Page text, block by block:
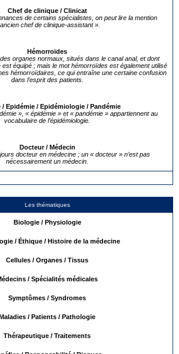
Chef de clinique / Clinicat
de certains spécialistes, on peut lire la mention
chef de clinique-assistant ».
Hémorroïdes
organes normaux, situés dans le canal anal, et dont
équipé ; mais le mot hémorroïdes est également utilisé
hémorroïdaires, ce qui entraîne une certaine confusion
dans l’esprit des patients.
/ Epidémie / Epidémiologie / Pandémie
», « épidémie » et « pandémie » appartiennent au
vocabulaire de l’épidémiologie.
Docteur / Médecin
docteur en médecine ; un « docteur » n’est pas
nécessairement un médecin.
Les thématiques
Biologie / Physiologie
/ Éthique / Histoire de la médecine
Cellules / Organes / Tissus
/ Spécialités médicales
Symptômes / Syndromes
/ Patients / Pathologie
Thérapeutique / Traitements